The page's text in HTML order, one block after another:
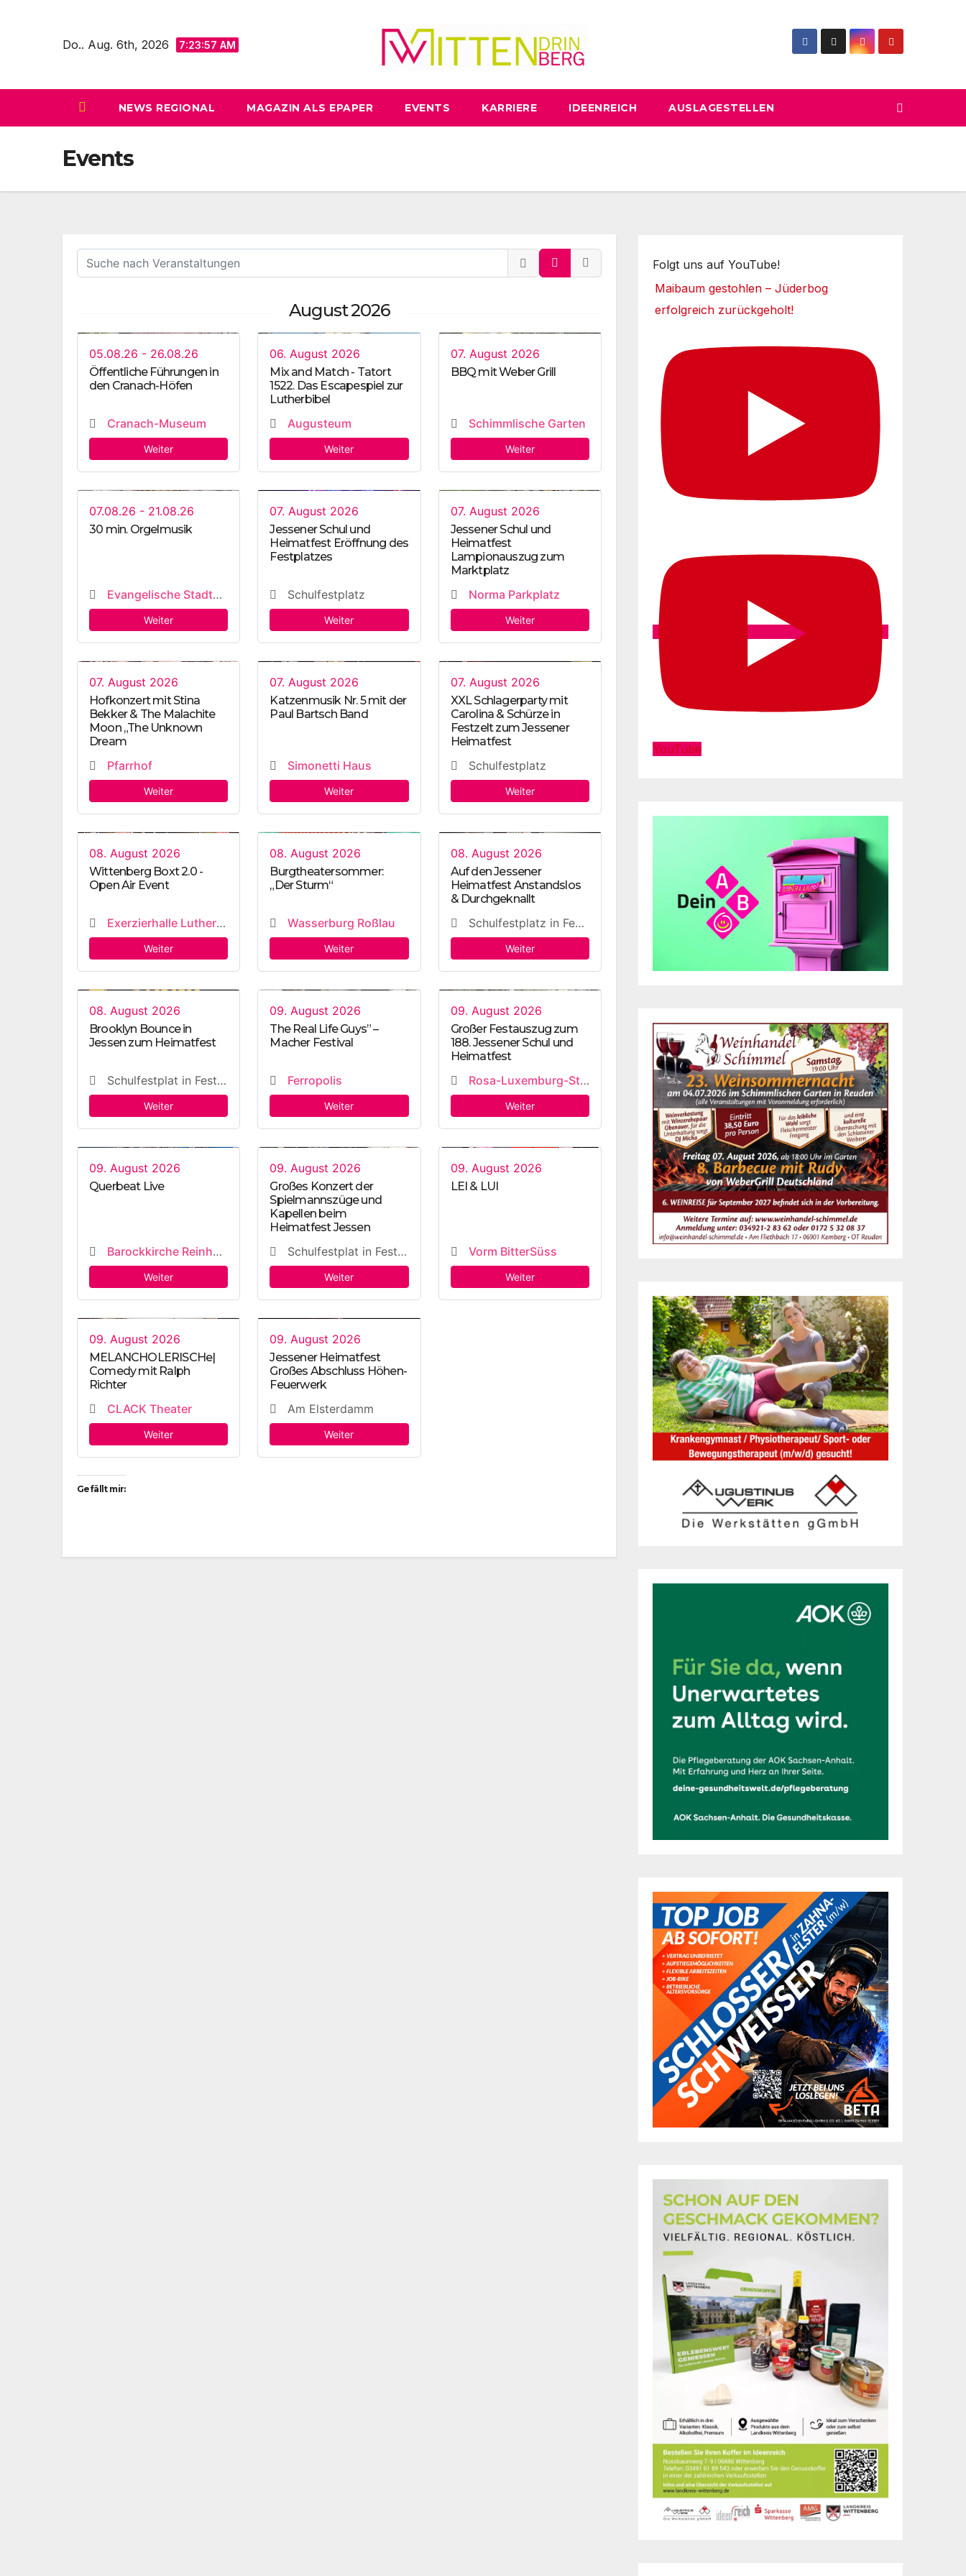
Do.. Aug. 6th, 2026 7:23:58 AM
NEWS REGIONAL MAGAZIN ALS EPAPER EVENTS KARRIERE IDEENREICH AUSLAGESTELLEN
Events
August 2026
05.08.26 - 26.08.26
Öffentliche Führungen in
den Cranach-Höfen
Cranach-Museum
Weiter
06. August 2026
Mix and Match - Tatort
1522. Das Escapespiel zur
Lutherbibel
Augusteum
Weiter
07. August 2026
BBQ mit Weber Grill
Schimmlische Garten
Weiter
07.08.26 - 21.08.26
30 min. Orgelmusik
Evangelische Stadtkirchengemeinde
Weiter
07. August 2026
Jessener Schul und
Heimatfest Eröffnung des
Festplatzes
Schulfestplatz
Weiter
07. August 2026
Jessener Schul und
Heimatfest
Lampionauszug zum
Marktplatz
Norma Parkplatz
Weiter
07. August 2026
Hofkonzert mit Stina
Bekker & The Malachite
Moon „The Unknown
Dream
Pfarrhof
Weiter
07. August 2026
Katzenmusik Nr. 5 mit der
Paul Bartsch Band
Simonetti Haus
Weiter
07. August 2026
XXL Schlagerparty mit
Carolina & Schürze in
Festzelt zum Jessener
Heimatfest
Schulfestplatz
Weiter
08. August 2026
Wittenberg Boxt 2.0 -
Open Air Event
Exerzierhalle Lutherstadt Wittenberg
Weiter
08. August 2026
Burgtheatersommer:
„Der Sturm“
Wasserburg Roßlau
Weiter
08. August 2026
Auf den Jessener
Heimatfest Anstandslos
& Durchgeknallt
Schulfestplatz in Festzelt
Weiter
08. August 2026
Brooklyn Bounce in
Jessen zum Heimatfest
Schulfestplat in Festzelt
Weiter
09. August 2026
The Real Life Guys” –
Macher Festival
Ferropolis
Weiter
09. August 2026
Großer Festauszug zum
188. Jessener Schul und
Heimatfest
Rosa-Luxemburg-Straße
Weiter
09. August 2026
Querbeat Live
Barockkirche Reinharz
Weiter
09. August 2026
Großes Konzert der
Spielmannszüge und
Kapellen beim
Heimatfest Jessen
Schulfestplat in Festzelt
Weiter
09. August 2026
LEI & LUI
Vorm BitterSüss
Weiter
09. August 2026
MELANCHOLERISCHe|
Comedy mit Ralph
Richter
CLACK Theater
Weiter
09. August 2026
Jessener Heimatfest
Großes Abschluss Höhen-
Feuerwerk
Am Elsterdamm
Weiter
Gefällt mir:
Folgt uns auf YouTube!
Maibaum gestohlen – Jüderbog
erfolgreich zurückgeholt!
YouTube